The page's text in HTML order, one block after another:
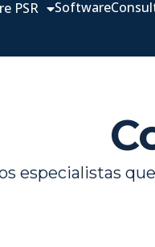
PSR Software
especialistas